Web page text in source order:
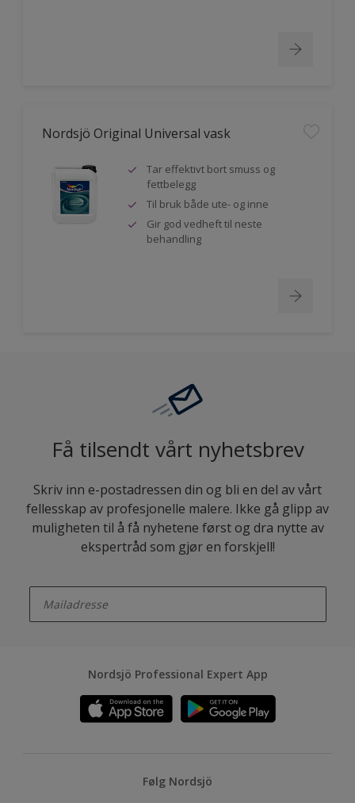
Nordsjö Original Universal vask
Tar effektivt bort smuss og
fettbelegg
Til bruk både ute- og inne
Gir god vedheft til neste
behandling
Få tilsendt vårt nyhetsbrev
Skriv inn e-postadressen din og bli en del av vårt
fellesskap av profesjonelle malere. Ikke gå glipp av
muligheten til å få nyhetene først og dra nytte av
ekspertråd som gjør en forskjell!
Nordsjö Professional Expert App
Følg Nordsjö